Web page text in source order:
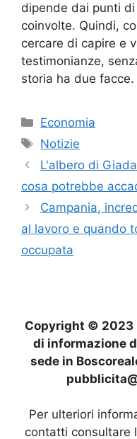
dipende dai punti
coinvolte. Quindi,
cercare di capire e
testimonianze,
storia ha due facce.
Categorie
Economia
Tag
Notizie
L'albero di
cosa potrebbe
Campania,
al lavoro e quando
occupata
Copyright © 2023
di informazione
sede in
Per ulteriori
contatti consultare